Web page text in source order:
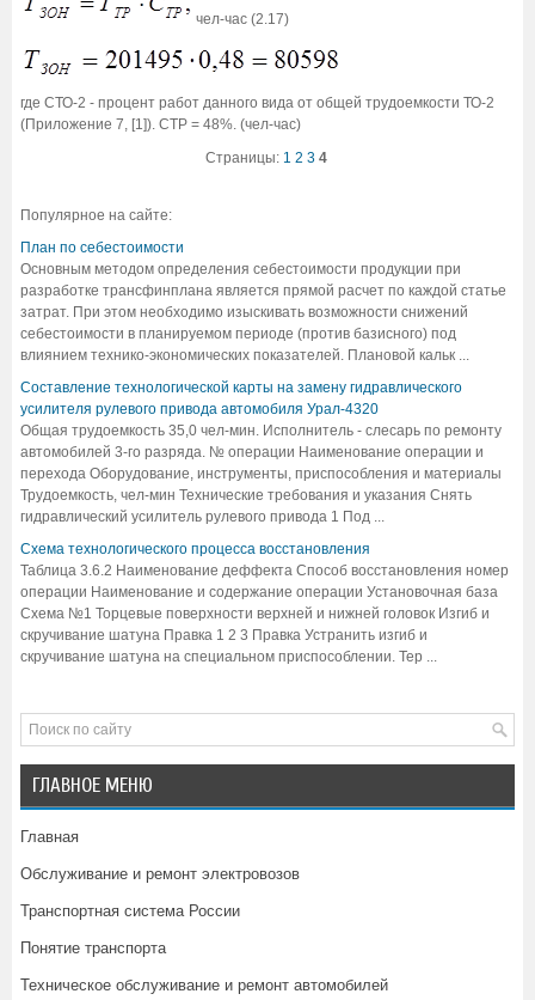
чел-час (2.17)
где СТО-2 - процент работ данного вида от общей трудоемкости ТО-2
(Приложение 7, [1]). СТР = 48%. (чел-час)
Страницы: 1 2 3 4
Популярное на сайте:
План по себестоимости
Основным методом определения себестоимости продукции при
разработке трансфинплана является прямой расчет по каждой статье
затрат. При этом необходимо изыскивать возможности снижений
себестоимости в планируемом периоде (против базисного) под
влиянием технико-экономических показателей. Плановой кальк ...
Составление технологической карты на замену гидравлического
усилителя рулевого привода автомобиля Урал-4320
Общая трудоемкость 35,0 чел-мин. Исполнитель - слесарь по ремонту
автомобилей 3-го разряда. № операции Наименование операции и
перехода Оборудование, инструменты, приспособления и материалы
Трудоемкость, чел-мин Технические требования и указания Снять
гидравлический усилитель рулевого привода 1 Под ...
Схема технологического процесса восстановления
Таблица 3.6.2 Наименование деффекта Способ восстановления номер
операции Наименование и содержание операции Установочная база
Схема №1 Торцевые поверхности верхней и нижней головок Изгиб и
скручивание шатуна Правка 1 2 3 Правка Устранить изгиб и
скручивание шатуна на специальном приспособлении. Тер ...
ГЛАВНОЕ МЕНЮ
Главная
Обслуживание и ремонт электровозов
Транспортная система России
Понятие транспорта
Техническое обслуживание и ремонт автомобилей